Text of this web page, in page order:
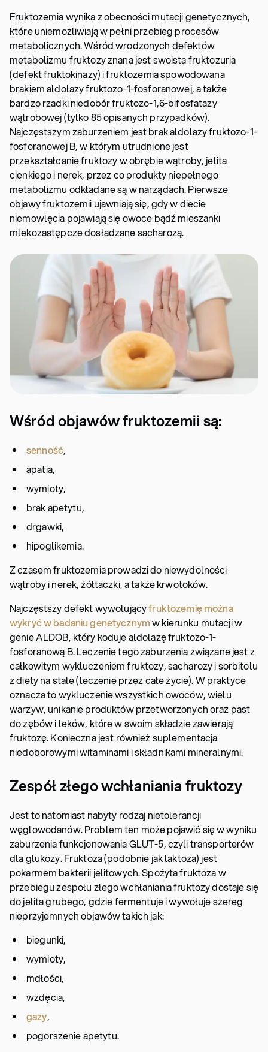
Fruktozemia wynika z obecności mutacji genetycznych,
które uniemożliwiają w pełni przebieg procesów
metabolicznych. Wśród wrodzonych defektów
metabolizmu fruktozy znana jest swoista fruktozuria
(defekt fruktokinazy) i fruktozemia spowodowana
brakiem aldolazy fruktozo-1-fosforanowej, a także
bardzo rzadki niedobór fruktozo-1,6-bifosfatazy
wątrobowej (tylko 85 opisanych przypadków).
Najczęstszym zaburzeniem jest brak aldolazy fruktozo-1-
fosforanowej B, w którym utrudnione jest
przekształcanie fruktozy w obrębie wątroby, jelita
cienkiego i nerek, przez co produkty niepełnego
metabolizmu odkładane są w narządach. Pierwsze
objawy fruktozemii ujawniają się, gdy w diecie
niemowlęcia pojawiają się owoce bądź mieszanki
mlekozastępcze dosładzane sacharozą.
Wśród objawów fruktozemii są:
senność,
apatia,
wymioty,
brak apetytu,
drgawki,
hipoglikemia.
Z czasem fruktozemia prowadzi do niewydolności
wątroby i nerek, żółtaczki, a także krwotoków.
Najczęstszy defekt wywołującyfruktozemię można
wykryć w badaniu genetycznymw kierunku mutacji w
genie ALDOB, który koduje aldolazę fruktozo-1-
fosforanową B. Leczenie tego zaburzenia związane jest z
całkowitym wykluczeniem fruktozy, sacharozy i sorbitolu
z diety na stałe (leczenie przez całe życie). W praktyce
oznacza to wykluczenie wszystkich owoców, wielu
warzyw, unikanie produktów przetworzonych oraz past
do zębów i leków, które w swoim składzie zawierają
fruktozę. Konieczna jest również suplementacja
niedoborowymi witaminami i składnikami mineralnymi.
Zespół złego wchłaniania fruktozy
Jest to natomiast nabyty rodzaj nietolerancji
węglowodanów. Problem ten może pojawić się w wyniku
zaburzenia funkcjonowania GLUT-5, czyli transporterów
dla glukozy. Fruktoza (podobnie jak laktoza) jest
pokarmem bakterii jelitowych. Spożyta fruktoza w
przebiegu zespołu złego wchłaniania fruktozy dostaje się
do jelita grubego, gdzie fermentuje i wywołuje szereg
nieprzyjemnych objawów takich jak:
biegunki,
wymioty,
mdłości,
wzdęcia,
gazy,
pogorszenie apetytu.